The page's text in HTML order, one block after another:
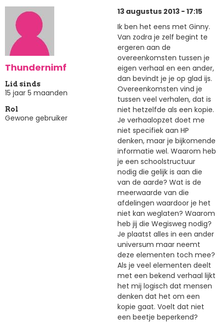
Thundernimf
Lid sinds
15 jaar 5 maanden
Rol
Gewone gebruiker
13 augustus 2013 - 17:15
Ik ben het eens met Ginny.
Van zodra je zelf begint te
ergeren aan de
overeenkomsten tussen je
eigen verhaal en een ander,
dan bevindt je je op glad ijs.
Overeenkomsten vind je
tussen veel verhalen, dat is
niet hetzelfde als een kopie.
Je verhaalopzet doet me
niet specifiek aan HP
denken, maar je bijkomende
informatie wel. Waarom heb
je een schoolstructuur
nodig die gelijk is aan die
van de aarde? Wat is de
meerwaarde van die
afdelingen waardoor je het
niet kan weglaten? Waarom
heb jij die Wegisweg nodig?
Je plaatst alles in een ander
universum maar neemt
deze elementen toch mee?
Als je veel elementen deelt
met een bekend verhaal lijkt
het mij logisch dat mensen
denken dat het om een
kopie gaat. Voelt dat niet
een beetje beperkend?